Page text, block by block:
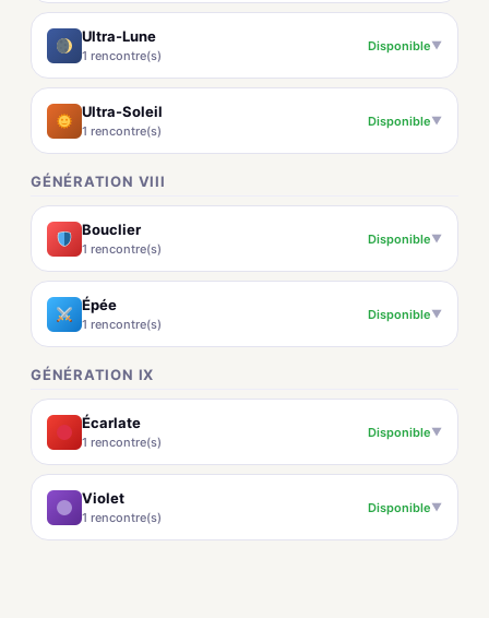
Ultra-Lune
1 rencontre(s)
Disponible▼
Ultra-Soleil
1 rencontre(s)
Disponible▼
GÉNÉRATION VIII
Bouclier
1 rencontre(s)
Disponible▼
Épée
1 rencontre(s)
Disponible▼
GÉNÉRATION IX
Écarlate
1 rencontre(s)
Disponible▼
Violet
1 rencontre(s)
Disponible▼